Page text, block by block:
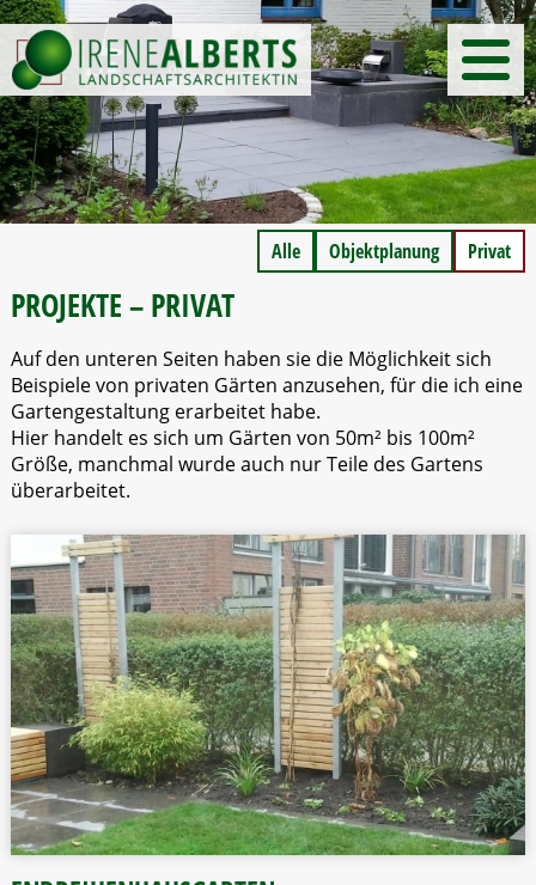
Alle Objektplanung Privat
PROJEKTE – PRIVAT
Auf den unteren Seiten haben sie die Möglichkeit sich
Beispiele von privaten Gärten anzusehen, für die ich eine
Gartengestaltung erarbeitet habe.
Hier handelt es sich um Gärten von 50m² bis 100m²
Größe, manchmal wurde auch nur Teile des Gartens
überarbeitet.